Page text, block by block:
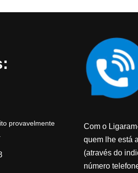
provavelmente
Com o
quem lhe está
(através do
número